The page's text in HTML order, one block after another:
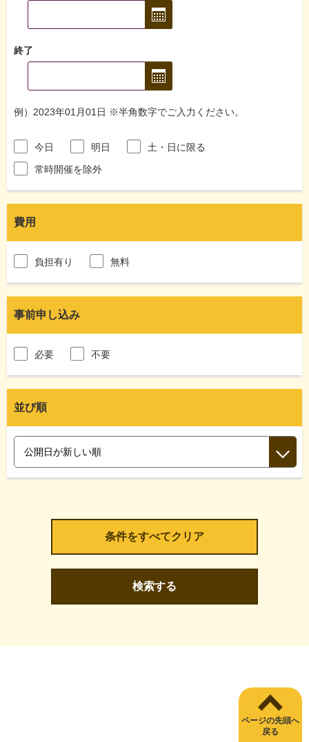
終了
例）2023年01月01日 ※半角数字でご入力ください。
今日 明日
土・日に限る
常時開催を除外
費用
負担有り 無料
事前申し込み
必要 不要
並び順
検索する
ページの先頭へ
戻る